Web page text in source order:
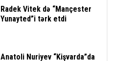
Radek Vitek də “Mançester
Yunayted”i tərk etdi
Anatoli Nuriyev “Kişvarda”da